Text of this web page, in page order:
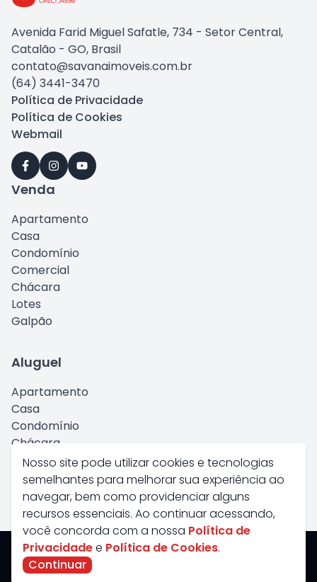
Nosso site pode utilizar cookies e tecnologias
semelhantes para melhorar sua experiência ao
navegar, bem como providenciar alguns
recursos essenciais. Ao continuar acessando,
você concorda com a nossa Política de
Privacidadee Política de Cookies.
Continuar
Avenida Farid Miguel Safatle, 734 - Setor Central,
Catalão - GO, Brasil
contato@savanaimoveis.com.br
(64) 3441-3470
Política de Privacidade
Política de Cookies
Webmail
Venda
Apartamento
Casa
Condomínio
Comercial
Chácara
Lotes
Galpão
Aluguel
Apartamento
Casa
Condomínio
Chácara
Comercial
Kitnet
Galpão
Savana Imoveis - Todos os Direitos Reservados